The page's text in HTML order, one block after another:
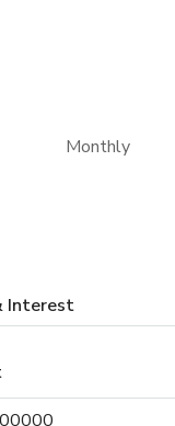
Monthly
Interest